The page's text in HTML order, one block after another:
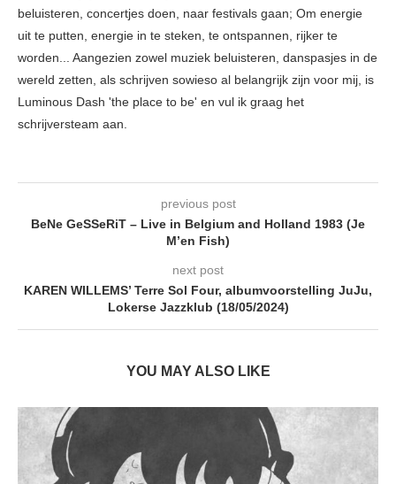
beluisteren, concertjes doen, naar festivals gaan; Om energie
uit te putten, energie in te steken, te ontspannen, rijker te
worden... Aangezien zowel muziek beluisteren, danspasjes in de
wereld zetten, als schrijven sowieso al belangrijk zijn voor mij, is
Luminous Dash 'the place to be' en vul ik graag het
schrijversteam aan.
previous post
BeNe GeSSeRiT – Live in Belgium and Holland 1983 (Je
M’en Fish)
next post
KAREN WILLEMS’ Terre Sol Four, albumvoorstelling JuJu,
Lokerse Jazzklub (18/05/2024)
YOU MAY ALSO LIKE